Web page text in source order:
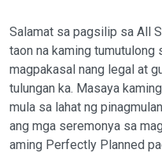
Salamat sa pagsilip sa All
taon na kaming tumutulong
magpakasal nang legal at
tulungan ka. Masaya
mula sa lahat ng
ang mga seremonya sa
aming Perfectly Planned